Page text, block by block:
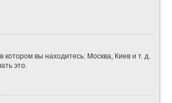
котором вы находитесь: Москва, Киев и т. д.
это.